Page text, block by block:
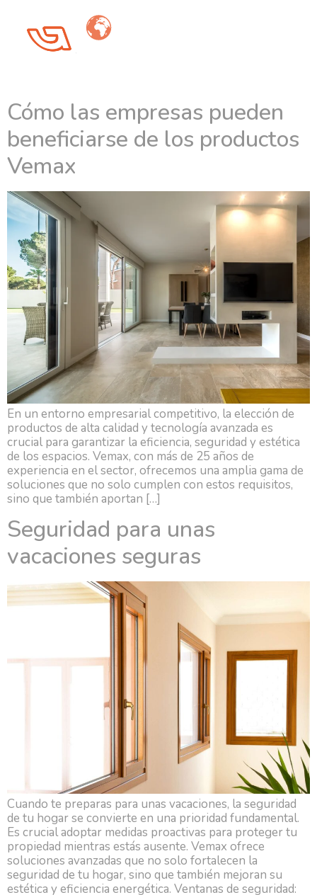
Día:24 de septiembre
Cómo las empresas pueden
beneficiarse de los productos
Vemax
En un entorno empresarial competitivo, la elección de
productos de alta calidad y tecnología avanzada es
crucial para garantizar la eficiencia, seguridad y estética
de los espacios. Vemax, con más de 25 años de
experiencia en el sector, ofrecemos una amplia gama de
soluciones que no solo cumplen con estos requisitos,
sino que también aportan […]
Seguridad para unas
vacaciones seguras
Cuando te preparas para unas vacaciones, la seguridad
de tu hogar se convierte en una prioridad fundamental.
Es crucial adoptar medidas proactivas para proteger tu
propiedad mientras estás ausente. Vemax ofrece
soluciones avanzadas que no solo fortalecen la
seguridad de tu hogar, sino que también mejoran su
estética y eficiencia energética. Ventanas de seguridad: